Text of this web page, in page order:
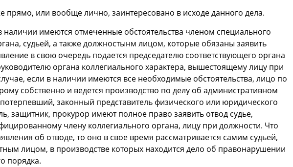
прямо, или вообще лично, заинтересовано в исходе данного дела.
наличии имеются отмеченные обстоятельства членом специального
судьей, а также должностынм лицом, которые обязаны заявить
в свою очередь подается председателю соответствующего органа
органа коллегиального характера, вышестоящему лицу при
если в наличии имеются все необходимые обстоятельства, лицо по
собственно и ведется производство по делу об административном
законный представитель физического или юридического
защитник, прокурор имеют полное право заявить отвод судье,
члену коллегиального органа, лицу при должности. Что
об отводе, то оно в свое время рассматривается самим судьей,
лицом, в производстве которых находится дело об правонарушении
порядка.